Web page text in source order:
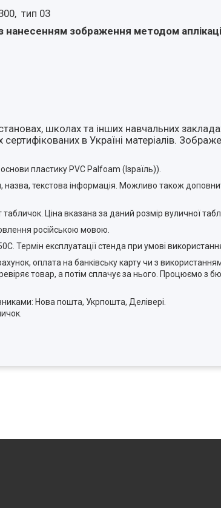
тип 03
нанесенням зображення методом
школах та інших навчальних
в Україні матеріалів.
пластику PVC Palfoam (Ізраїль)).
назва, текстова інформація. Можливо також
Ціна вказана за даний розмір вуличної
російською мовою.
Термін експлуатації стенда при умові
оплата на банківську карту чи з
товар, а потім сплачує за нього. Процюємо з
Нова пошта, Укрпошта, Делівері.